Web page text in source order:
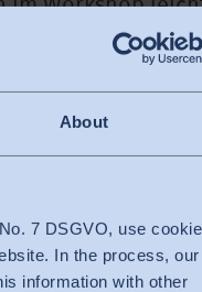
About
7 DSGVO, use
In the process, our
information with other
im Workshop
und
für